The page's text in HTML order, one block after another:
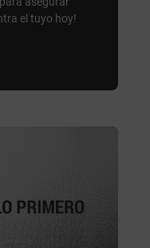
el tuyo hoy!